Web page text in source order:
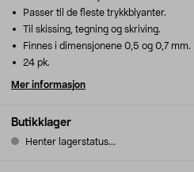
Butikklager
Henter lagerstatus...
Passer til de fleste trykkblyanter.
Til skissing, tegning og skriving.
Finnes i dimensjonene 0,5 og 0,7 mm.
24 pk.
Mer informasjon